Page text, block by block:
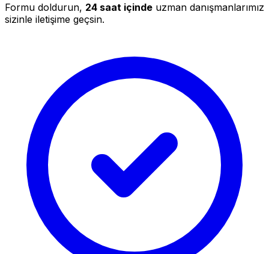
Formu doldurun, 24 saat içinde uzman danışmanlarımız
sizinle iletişime geçsin.